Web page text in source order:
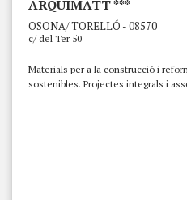
ARQUIMATT ***
OSONA/ TORELLÓ - 08570
c/ del Ter 50
Materials per a la construcció i
sostenibles. Projectes integrals i